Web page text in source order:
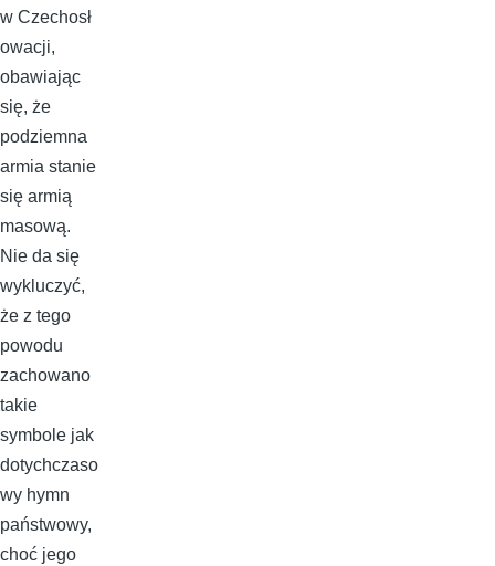
w Czechosł
owacji,
obawiając
się, że
podziemna
armia stanie
się armią
masową.
Nie da się
wykluczyć,
że z tego
powodu
zachowano
takie
symbole jak
dotychczaso
wy hymn
państwowy,
choć jego